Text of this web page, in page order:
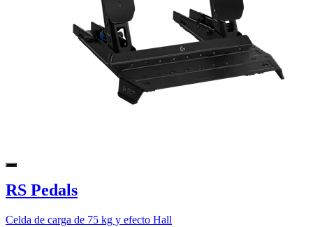
RS Pedals
Celda de carga de 75 kg y efecto Hall